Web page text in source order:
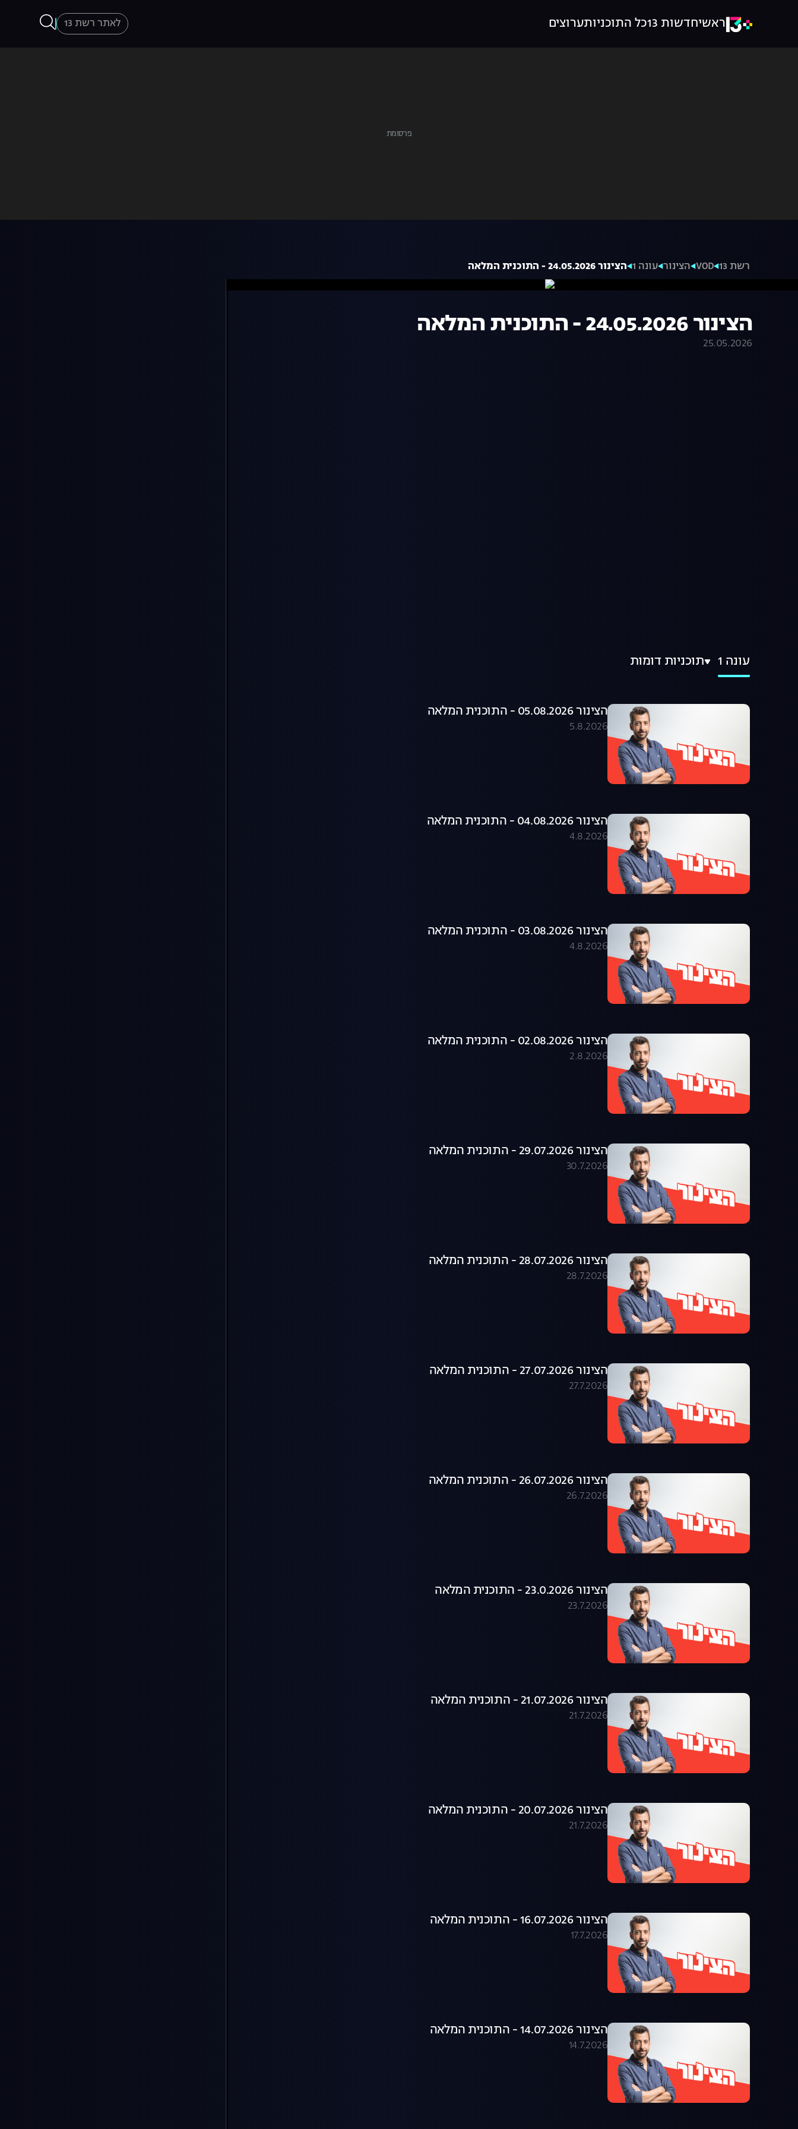
ראשיחדשות 13 כל התוכניותערוצים לאתר רשת 13
רשת 13 VOD הצינור עונה 1 הצינור 24.05.2026 - התוכנית המלאה
הצינור 24.05.2026 - התוכנית המלאה
25.05.2026
עונה 1 תוכניות דומות
הצינור 05.08.2026 - התוכנית המלאה
5.8.2026
הצינור 04.08.2026 - התוכנית המלאה
4.8.2026
הצינור 03.08.2026 - התוכנית המלאה
4.8.2026
הצינור 02.08.2026 - התוכנית המלאה
2.8.2026
הצינור 29.07.2026 - התוכנית המלאה
30.7.2026
הצינור 28.07.2026 - התוכנית המלאה
28.7.2026
הצינור 27.07.2026 - התוכנית המלאה
27.7.2026
הצינור 26.07.2026 - התוכנית המלאה
26.7.2026
הצינור 23.0.2026 - התוכנית המלאה
23.7.2026
הצינור 21.07.2026 - התוכנית המלאה
21.7.2026
הצינור 20.07.2026 - התוכנית המלאה
21.7.2026
הצינור 16.07.2026 - התוכנית המלאה
17.7.2026
הצינור 14.07.2026 - התוכנית המלאה
14.7.2026